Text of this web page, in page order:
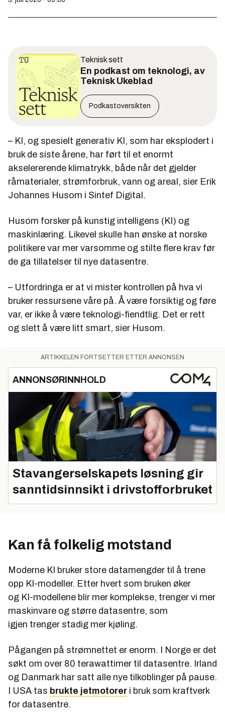
Teknisk sett
En podkast om teknologi, av
Teknisk Ukeblad
Podkastoversikten
– KI, og spesielt generativ KI, som har eksplodert i
bruk de siste årene, har ført til et enormt
akselererende klimatrykk, både når det gjelder
råmaterialer, strømforbruk, vann og areal, sier Erik
Johannes Husom i Sintef Digital.
Husom forsker på kunstig intelligens (KI) og
maskinlæring. Likevel skulle han ønske at norske
politikere var mer varsomme og stilte flere krav før
de ga tillatelser til nye datasentre.
– Utfordringa er at vi mister kontrollen på hva vi
bruker ressursene våre på. Å være forsiktig og føre
var, er ikke å være teknologi-fiendtlig. Det er rett
og slett å være litt smart, sier Husom.
ARTIKKELEN FORTSETTER ETTER ANNONSEN
ANNONSØRINNHOLD
Stavangerselskapets løsning gir
sanntidsinnsikt i drivstofforbruket
Kan få folkelig motstand
Moderne KI bruker store datamengder til å trene
opp KI-modeller. Etter hvert som bruken øker
og KI-modellene blir mer komplekse, trenger vi mer
maskinvare og større datasentre, som
igjen trenger stadig mer kjøling.
Pågangen på strømnettet er enorm. I Norge er det
søkt om over 80 terawattimer til datasentre. Irland
og Danmark har satt alle nye tilkoblinger på pause.
I USA tas brukte jetmotorer i bruk som kraftverk
for datasentre.